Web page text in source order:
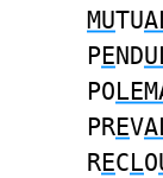
MUTU
PEND
PO
PREV
RECLO